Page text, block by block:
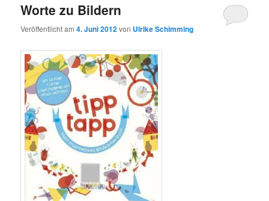
Worte zu Bildern
Veröffentlicht am4. Juni 2012von Ulrike Schimming